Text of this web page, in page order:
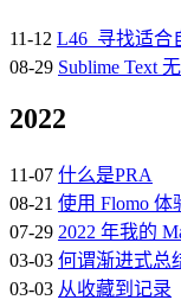
11-12 L46_寻找适合
08-29 Sublime Text
2022
11-07 什么是PRA
08-21 使用 Flomo 体
07-29 2022 年我的
03-03 何谓渐进式总
03-03 从收藏到记录